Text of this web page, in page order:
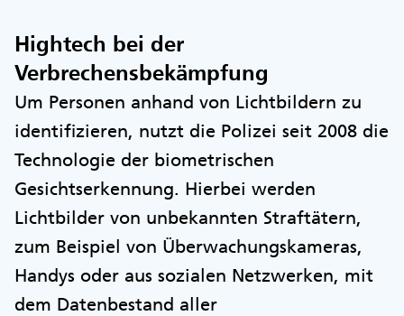
Hightech bei der
Verbrechensbekämpfung
Um Personen anhand von Lichtbildern zu
identifizieren, nutzt die Polizei seit 2008 die
Technologie der biometrischen
Gesichtserkennung. Hierbei werden
Lichtbilder von unbekannten Straftätern,
zum Beispiel von Überwachungskameras,
Handys oder aus sozialen Netzwerken, mit
dem Datenbestand aller